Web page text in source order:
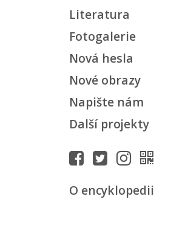
Literatura
Fotogalerie
Nová hesla
Nové obrazy
Napište nám
Další projekty
O encyklopedii